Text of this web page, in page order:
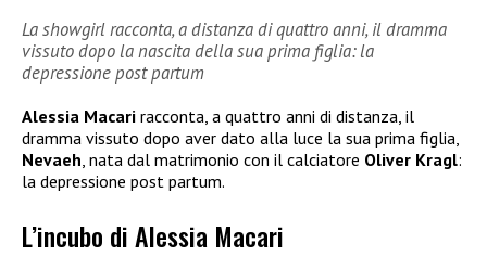
La showgirl racconta, a distanza di quattro anni, il dramma
vissuto dopo la nascita della sua prima figlia: la
depressione post partum
Alessia Macari racconta, a quattro anni di distanza, il
dramma vissuto dopo aver dato alla luce la sua prima figlia,
Nevaeh, nata dal matrimonio con il calciatore Oliver Kragl:
la depressione post partum.
L’incubo di Alessia Macari